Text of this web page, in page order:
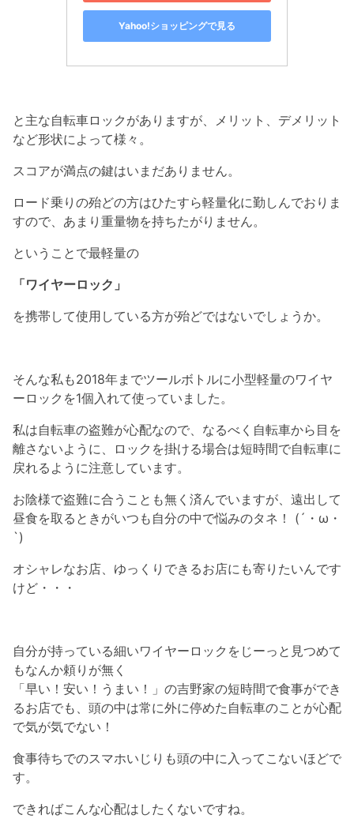
Yahoo!ショッピングで見る
と主な自転車ロックがありますが、メリット、デメリット
など形状によって様々。
スコアが満点の鍵はいまだありません。
ロード乗りの殆どの方はひたすら軽量化に勤しんでおりま
すので、あまり重量物を持ちたがりません。
ということで最軽量の
「ワイヤーロック」
を携帯して使用している方が殆どではないでしょうか。
そんな私も2018年までツールボトルに小型軽量のワイヤ
ーロックを1個入れて使っていました。
私は自転車の盗難が心配なので、なるべく自転車から目を
離さないように、ロックを掛ける場合は短時間で自転車に
戻れるように注意しています。
お陰様で盗難に合うことも無く済んでいますが、遠出して
昼食を取るときがいつも自分の中で悩みのタネ！ (´・ω・
`)
オシャレなお店、ゆっくりできるお店にも寄りたいんです
けど・・・
自分が持っている細いワイヤーロックをじーっと見つめて
もなんか頼りが無く
「早い！安い！うまい！」の吉野家の短時間で食事ができ
るお店でも、頭の中は常に外に停めた自転車のことが心配
で気が気でない！
食事待ちでのスマホいじりも頭の中に入ってこないほどで
す。
できればこんな心配はしたくないですね。